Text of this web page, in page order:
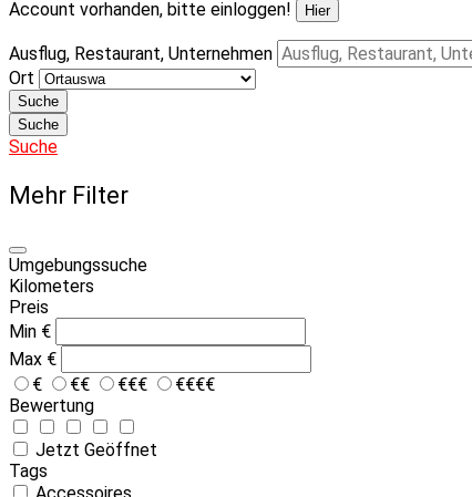
Account vorhanden, bitte einloggen!
Hier
Ausflug, Restaurant, Unternehmen
Ort
Suche
Suche
Suche
Mehr Filter
Umgebungssuche
Kilometers
Preis
Min €
Max €
€
€€ €€€
€€€€
Bewertung
Jetzt Geöffnet
Tags
Accessoires